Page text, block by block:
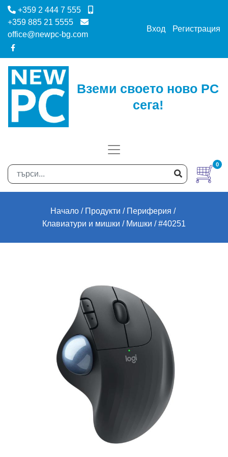
+359 2 444 7 555
+359 885 21 5555
office@newpc-bg.com
Вход Регистрация
Вземи своето ново PC
сега!
0
Начало Продукти
Периферия
Клавиатури и мишки
Мишки #40251